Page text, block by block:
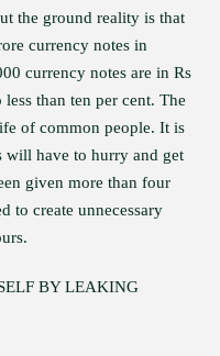
the ground reality is that
currency notes in
currency notes are in Rs
than ten per cent. The
of common people. It is
will have to hurry and get
given more than four
to create unnecessary
BY LEAKING